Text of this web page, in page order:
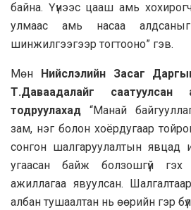
байна. Үүнээс цааш амь
улмаас амь насаа
шинжилгээгээр тогтооно” гэв.
Мөн
Нийслэлийн Засаг
Т.Даваадалайг саатуулсан
тодруулахад “Манай
зам, нэг болон хоёрдугаар
сонгон шалгаруулалтын
угаасан байж болзошгүй
ажиллагаа явуулсан.
албан тушаалтан нь өөрийн гэр